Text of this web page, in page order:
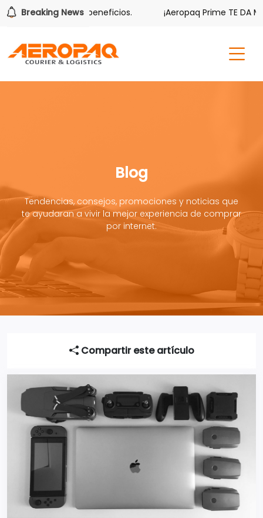
Breaking News
tiene sus beneficios. ¡Aeropaq Prime TE DA MÁS!
Blog
Tendencias, consejos, promociones y noticias que
te ayudaran a vivir la mejor experiencia de comprar
por internet.
Compartir este artículo